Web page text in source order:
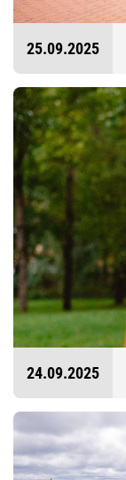
25.09.2025
24.09.2025